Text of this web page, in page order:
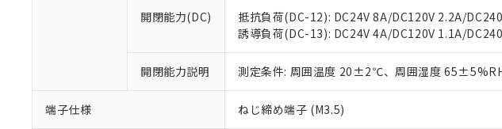
開閉能力(DC)
抵抗負荷(DC-12): DC24V 8A/DC120V 2.2A/
誘導負荷(DC-13): DC24V 4A/DC120V 1.1A/
開閉能力説明 測定条件: 周囲温度 20±2℃、周囲湿度
端子仕様 ねじ締め端子 (M3.5)
マイパーツ機能（部品リスト作成サービ
ている必要があります。
お客様が当ウェブサイト上で当社にご登
が、当社の製品・サービスに関するお客
さい。
※当社の共同利用者とは、
いる法人を指します。
※3 非含有証明書ダウンロード
下記の非含有証明書をダウンロードすることが
「ｅ」：有害物質（10物質）のすべてが基準値
「10」：通常の使用状況下において有害物質
味します。
合意する
機器販売店・当社販売員にご確認く
白